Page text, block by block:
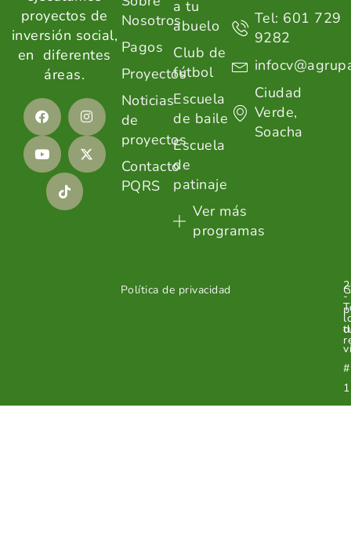
proyectos de
inversión social,
en diferentes
áreas.
Nosotros
Pagos
Proyectos
Noticias
de
proyectos
Contacto
PQRS
a tu
abuelo
Club de
fútbol
Escuela
de baile
Escuela
de
patinaje
Ver más
programas
Tel: 601 729
9282
Ciudad
Verde,
Soacha
Política de privacidad -
#